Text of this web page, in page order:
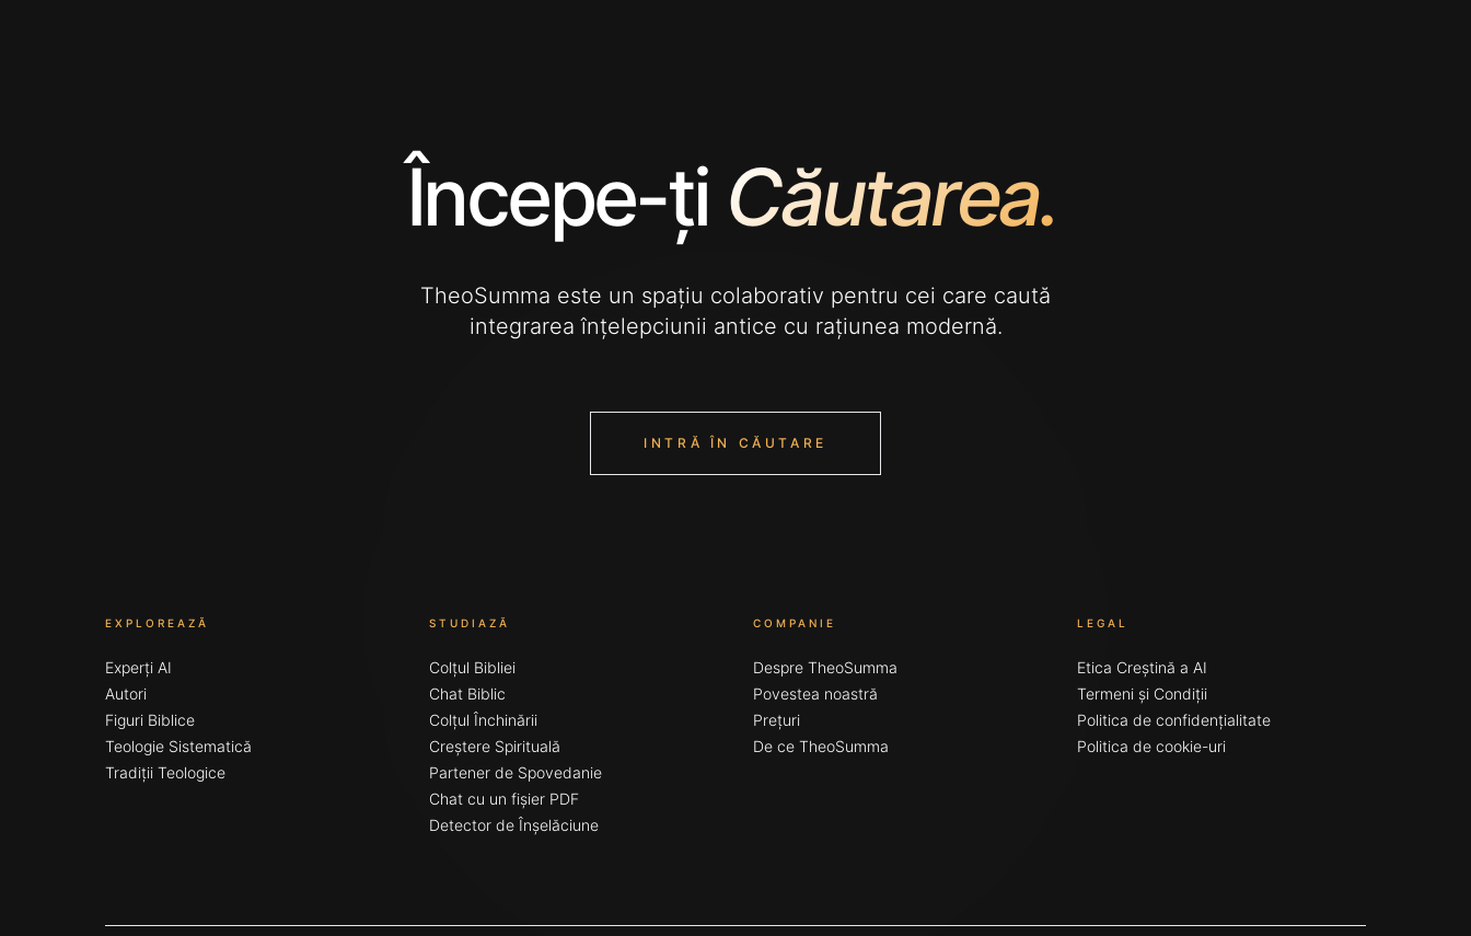
Începe-ți Căutarea.
TheoSumma este un spațiu colaborativ pentru cei care caută
integrarea înțelepciunii antice cu rațiunea modernă.
INTRĂ ÎN CĂUTARE
EXPLOREAZĂ
Experți AI
Autori
Figuri Biblice
Teologie Sistematică
Tradiții Teologice
STUDIAZĂ
Colțul Bibliei
Chat Biblic
Colțul Închinării
Creștere Spirituală
Partener de Spovedanie
Chat cu un fișier PDF
Detector de Înșelăciune
COMPANIE
Despre TheoSumma
Povestea noastră
Prețuri
De ce TheoSumma
LEGAL
Etica Creștină a AI
Termeni și Condiții
Politica de confidențialitate
Politica de cookie-uri